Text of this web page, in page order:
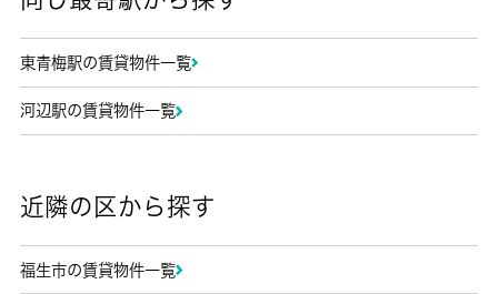
東青梅駅の賃貸物件一覧
河辺駅の賃貸物件一覧
近隣の区から探す
福生市の賃貸物件一覧